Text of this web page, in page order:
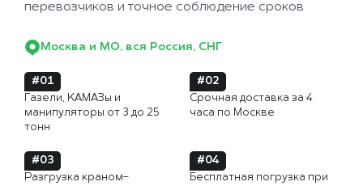
перевозчиков и точное соблюдение сроков
Москва и МО, вся Россия, СНГ
#01
Газели, КАМАЗы и
манипуляторы от 3 до 25
тонн
#02
Срочная доставка за 4
часа по Москве
#03
Разгрузка краном-
#04
Бесплатная погрузка при